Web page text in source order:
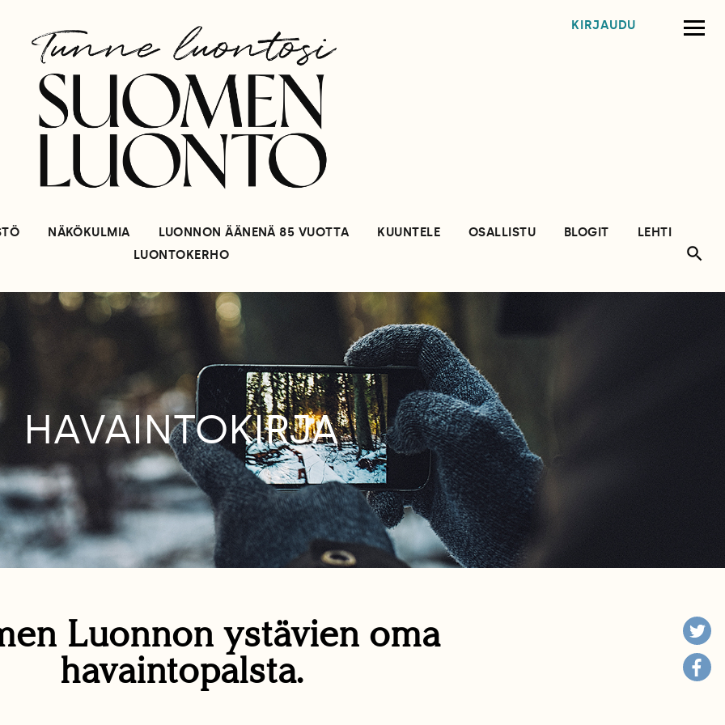
KIRJAUDU
NÄKÖKULMIA LUONNON ÄÄNENÄ 85 VUOTTA KUUNTELE OSALLISTU BLOGIT
LEHTI
LUONTOKERHO
HAVAINTOKIRJA
Luonnon ystävien oma
havaintopalsta.